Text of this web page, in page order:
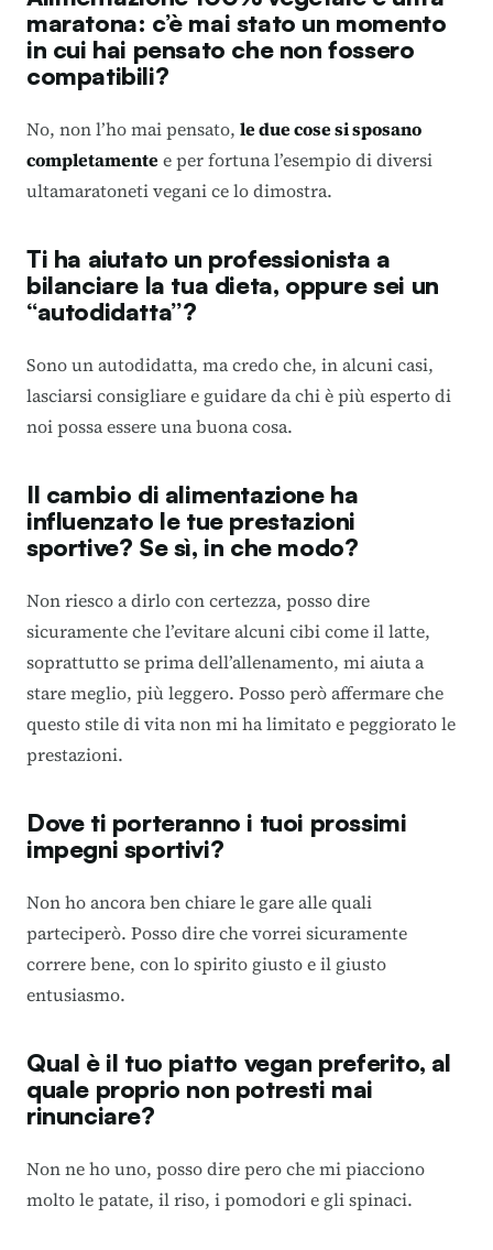
maratona: c’è mai stato un momento
in cui hai pensato che non fossero
compatibili?
No, non l’ho mai pensato, le due cose si sposano
completamentee per fortuna l’esempio di diversi
ultamaratoneti vegani ce lo dimostra.
Ti ha aiutato un professionista a
bilanciare la tua dieta, oppure sei un
“autodidatta”?
Sono un autodidatta, ma credo che, in alcuni casi,
lasciarsi consigliare e guidare da chi è più esperto di
noi possa essere una buona cosa.
Il cambio di alimentazione ha
influenzato le tue prestazioni
sportive? Se sì, in che modo?
Non riesco a dirlo con certezza, posso dire
sicuramente che l’evitare alcuni cibi come il latte,
soprattutto se prima dell’allenamento, mi aiuta a
stare meglio, più leggero. Posso però affermare che
questo stile di vita non mi ha limitato e peggiorato le
prestazioni.
Dove ti porteranno i tuoi prossimi
impegni sportivi?
Non ho ancora ben chiare le gare alle quali
parteciperò. Posso dire che vorrei sicuramente
correre bene, con lo spirito giusto e il giusto
entusiasmo.
Qual è il tuo piatto vegan preferito, al
quale proprio non potresti mai
rinunciare?
Non ne ho uno, posso dire pero che mi piacciono
molto le patate, il riso, i pomodori e gli spinaci.